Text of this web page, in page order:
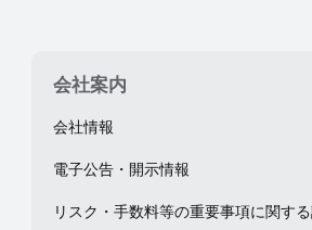
会社案内
会社情報
電子公告・開示情報
リスク・手数料等の重要事項に関す